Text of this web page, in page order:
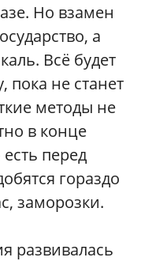
Но взамен
а
Всё будет
пока не станет
методы не
в конце
перед
гораздо
заморозки.
развивалась